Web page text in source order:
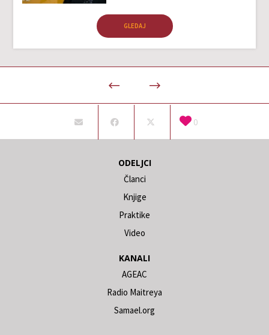
GLEDAJ
0
ODELJCI
Članci
Knjige
Praktike
Video
KANALI
AGEAC
Radio Maitreya
Samael.org